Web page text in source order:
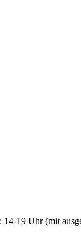
19 Uhr (mit